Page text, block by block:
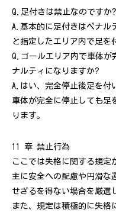
Q.足付きは禁止なのですか?
A.基本的に足付きはペナル
と指定したエリア内で足を
Q.ゴールエリア内で車体が
ナルティになりますか?
A.はい、完全停止後足を付
車体が完全に停止しても足
ります。
11 章 禁止行為
ここでは失格に関する規定
主に安全への配慮や円滑な
せざるを得ない場合を厳選
また、規定は積極的に失格